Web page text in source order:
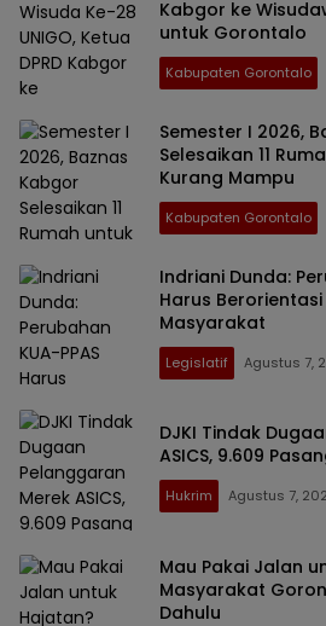
Kabgor ke
untuk Gorontalo
Kabupaten Gorontalo
Semester I 2026,
Selesaikan 11
Kurang Mampu
Kabupaten Gorontalo
Indriani Dunda:
Harus
Masyarakat
Legislatif Agustus 7,
DJKI Tindak
ASICS, 9.609
Hukrim Agustus 7,
Mau Pakai Jalan
Masyarakat
Dahulu